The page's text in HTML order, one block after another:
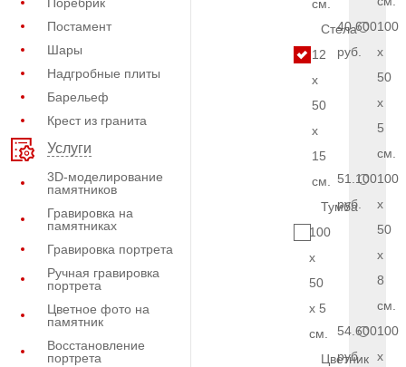
Постамент
Шары
Надгробные плиты
Барельеф
Крест из гранита
Услуги
3D-моделирование
памятников
Гравировка на
памятниках
Гравировка портрета
Ручная гравировка
портрета
Цветное фото на
памятник
Восстановление
портрета
см.
Стела
12
x
50
x
15
см.
Тумба
100
x
50
x 5
см.
Цветник
40.600
руб.
100
x
50
x
5
см.
51.100
руб.
100
x
50
x
8
см.
54.600
руб.
100
x